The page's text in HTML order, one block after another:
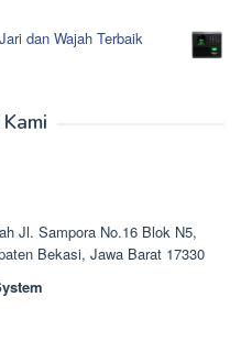
dan Wajah Terbaik
Jl. Sampora No.16 Blok N5,
Bekasi, Jawa Barat 17330